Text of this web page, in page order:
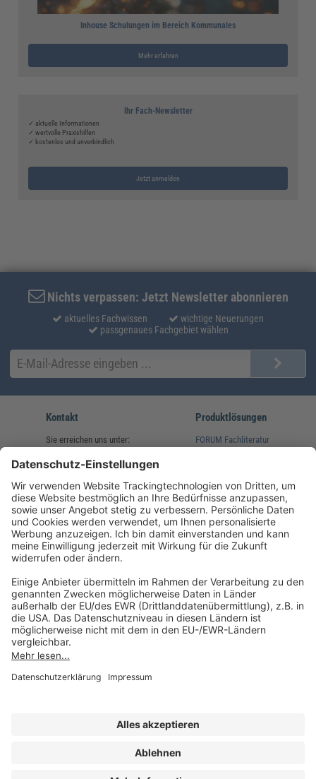
Inhouse Schulungen im Bereich Kommunales
Mehr erfahren
Ihr Fach-Newsletter
✓ aktuelle Informationen
✓ wertvolle Praxishilfen
✓ kostenlos und unverbindlich
Jetzt anmelden
Nichts verpassen: Jetzt Newsletter abonnieren
aktuelles Fachwissen
wichtige Neuerungen
passgenaues Fachgebiet wählen
Kontakt
Sie erreichen uns unter:
(08233) 38 11 23
service@forum-verlag.com
Mo-Do 07:30 - 17:00 Uhr
Fr 07:30 - 15:00 Uhr
Produktlösungen
FORUM Fachliteratur
Folgen Sie uns
Impressum
Datenschutz
AGB und Lizenzbedingungen
Erklärung zur Barrierefreiheit